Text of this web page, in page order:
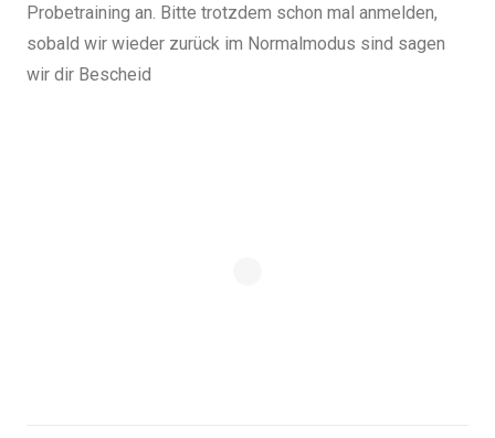
Probetraining an. Bitte trotzdem schon mal anmelden,
sobald wir wieder zurück im Normalmodus sind sagen
wir dir Bescheid